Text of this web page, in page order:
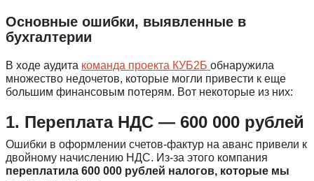
Основные ошибки, выявленные в
бухгалтерии
В ходе аудита команда проекта КУБ2Б обнаружила
множество недочетов, которые могли привести к еще
большим финансовым потерям. Вот некоторые из них:
1. Переплата НДС — 600 000 рублей
Ошибки в оформлении счетов-фактур на аванс привели к
двойному начислению НДС. Из-за этого компания
переплатила 600 000 рублей налогов, которые мы